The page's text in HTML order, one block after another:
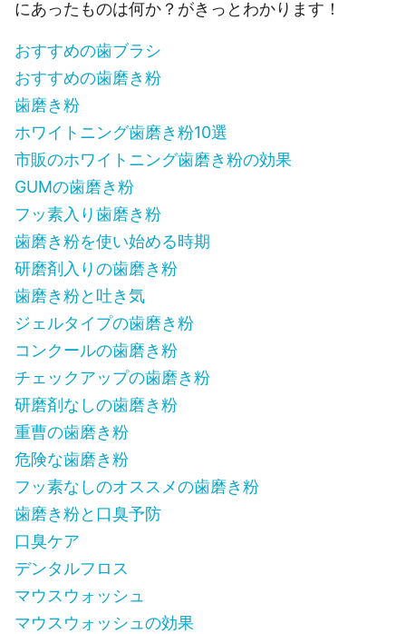
にあったものは何か？がきっとわかります！
おすすめの歯ブラシ
おすすめの歯磨き粉
歯磨き粉
ホワイトニング歯磨き粉10選
市販のホワイトニング歯磨き粉の効果
GUMの歯磨き粉
フッ素入り歯磨き粉
歯磨き粉を使い始める時期
研磨剤入りの歯磨き粉
歯磨き粉と吐き気
ジェルタイプの歯磨き粉
コンクールの歯磨き粉
チェックアップの歯磨き粉
研磨剤なしの歯磨き粉
重曹の歯磨き粉
危険な歯磨き粉
フッ素なしのオススメの歯磨き粉
歯磨き粉と口臭予防
口臭ケア
デンタルフロス
マウスウォッシュ
マウスウォッシュの効果